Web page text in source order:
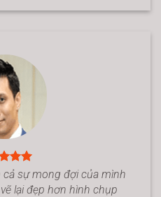
cả sự mong đợi của mình
lại đẹp hơn hình chụp